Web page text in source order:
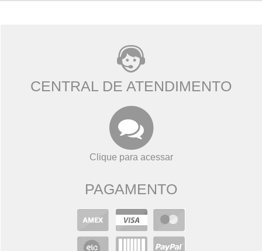
CENTRAL DE ATENDIMENTO
Clique para acessar
PAGAMENTO